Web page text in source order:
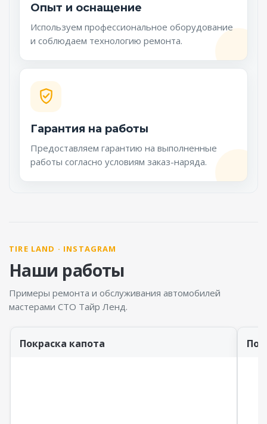
Опыт и оснащение
Используем профессиональное оборудование
и соблюдаем технологию ремонта.
Гарантия на работы
Предоставляем гарантию на выполненные
работы согласно условиям заказ-наряда.
TIRE LAND · INSTAGRAM
Наши работы
Примеры ремонта и обслуживания автомобилей
мастерами СТО Тайр Ленд.
Покраска капота